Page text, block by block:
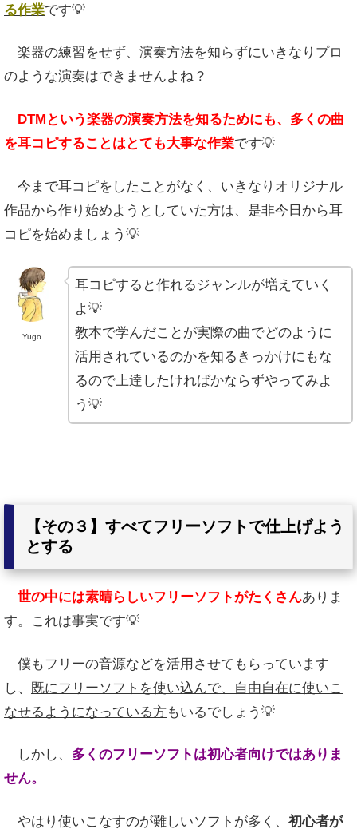
る作業です💡
楽器の練習をせず、演奏方法を知らずにいきなりプロ
のような演奏はできませんよね？
DTMという楽器の演奏方法を知るためにも、多くの曲
を耳コピすることはとても大事な作業です💡
今まで耳コピをしたことがなく、いきなりオリジナル
作品から作り始めようとしていた方は、是非今日から耳
コピを始めましょう💡
Yugo
耳コピすると作れるジャンルが増えていく
よ💡
教本で学んだことが実際の曲でどのように
活用されているのかを知るきっかけにもな
るので上達したければかならずやってみよ
う💡
【その３】すべてフリーソフトで仕上げよう
とする
世の中には素晴らしいフリーソフトがたくさんありま
す。これは事実です💡
僕もフリーの音源などを活用させてもらっています
し、
既にフリーソフトを使い込んで、自由自在に使いこ
なせるようになっている方もいるでしょう💡
しかし、 多くのフリーソフトは初心者向けではありま
せん。
やはり使いこなすのが難しいソフトが多く、 初心者が